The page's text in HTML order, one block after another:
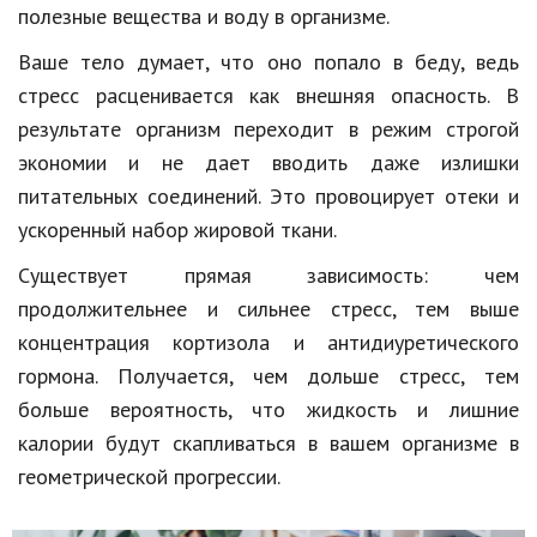
полезные вещества и воду в организме.
Ваше тело думает, что оно попало в беду, ведь
стресс расценивается как внешняя опасность. В
результате организм переходит в режим строгой
экономии и не дает вводить даже излишки
питательных соединений. Это провоцирует отеки и
ускоренный набор жировой ткани.
Существует прямая зависимость: чем
продолжительнее и сильнее стресс, тем выше
концентрация кортизола и антидиуретического
гормона. Получается, чем дольше стресс, тем
больше вероятность, что жидкость и лишние
калории будут скапливаться в вашем организме в
геометрической прогрессии.